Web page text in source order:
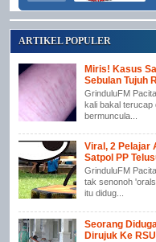
ARTIKEL POPULER
Miris! Kasus
Sebulan Tujuh
GrinduluFM
kali bakal terucap
bermuncula...
Viral, 2 Pelajar
Satpol PP
GrinduluFM
tak senonoh
itu didug...
Seorang
Dirujuk Ke